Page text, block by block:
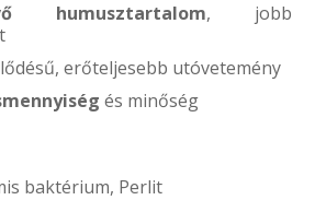
humusztartalom, jobb
erőteljesebb utóvetemény
és minőség
baktérium, Perlit